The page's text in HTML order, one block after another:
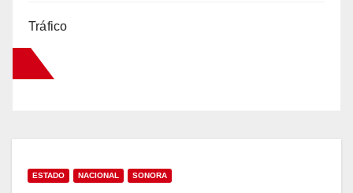
Tráfico
ESTADO NACIONAL SONORA